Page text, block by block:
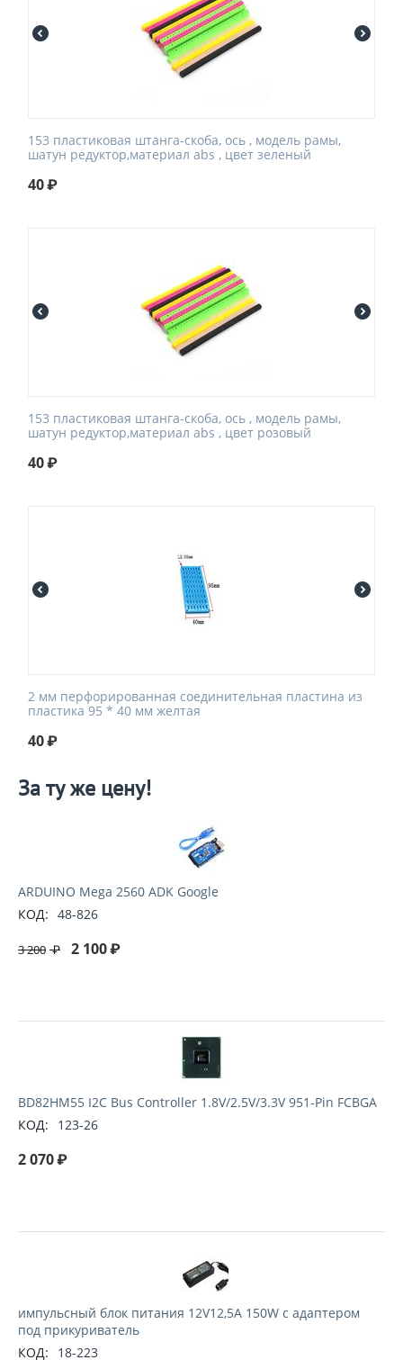
153 пластиковая штанга-скоба, ось , модель рамы,
шатун редуктор,материал abs , цвет зеленый
40₽
153 пластиковая штанга-скоба, ось , модель рамы,
шатун редуктор,материал abs , цвет розовый
40₽
2 мм перфорированная соединительная пластина из
пластика 95 * 40 мм желтая
40₽
За ту же цену!
ARDUINO Mega 2560 ADK Google
КОД: 48-826
3 200 ₽ 2 100₽
BD82HM55 I2C Bus Controller 1.8V/2.5V/3.3V 951-Pin FCBGA
КОД:
123-26
2 070₽
импульсный блок питания 12V12,5A 150W с адаптером
под прикуриватель
КОД:
18-223